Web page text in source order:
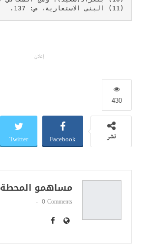
(11) البنى الاستعارية، ص: 137.
إعلان
430
نشر Facebook
Twitter
مساهمو المحطة
0 Comments